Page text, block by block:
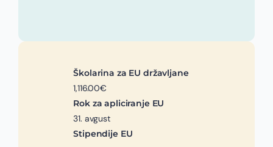
Školarina za EU državljane
1,116.00€
Rok za apliciranje EU
31. avgust
Stipendije EU